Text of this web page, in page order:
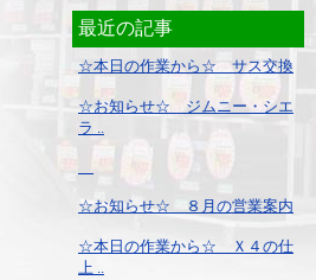
最近の記事
☆本日の作業から☆ サス交換
☆お知らせ☆ ジムニー・シエ
ラ ..
☆お知らせ☆ ８月の営業案内
☆本日の作業から☆ Ｘ４の仕
上 ..